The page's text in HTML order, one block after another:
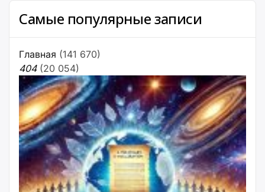
Самые популярные записи
Главная (141 670)
404 (20 054)